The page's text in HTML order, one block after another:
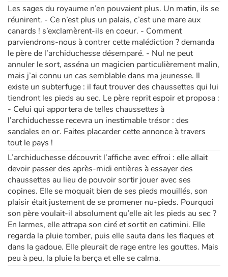
Les sages du royaume n’en pouvaient plus. Un matin, ils se
réunirent. - Ce n’est plus un palais, c’est une mare aux
canards ! s’exclamèrent-ils en coeur. - Comment
parviendrons-nous à contrer cette malédiction ? demanda
le père de l’archiduchesse désemparé. - Nul ne peut
annuler le sort, asséna un magicien particulièrement malin,
mais j’ai connu un cas semblable dans ma jeunesse. Il
existe un subterfuge : il faut trouver des chaussettes qui lui
tiendront les pieds au sec. Le père reprit espoir et proposa :
- Celui qui apportera de telles chaussettes à
l’archiduchesse recevra un inestimable trésor : des
sandales en or. Faites placarder cette annonce à travers
tout le pays !
L’archiduchesse découvrit l’affiche avec effroi : elle allait
devoir passer des après-midi entières à essayer des
chaussettes au lieu de pouvoir sortir jouer avec ses
copines. Elle se moquait bien de ses pieds mouillés, son
plaisir était justement de se promener nu-pieds. Pourquoi
son père voulait-il absolument qu’elle ait les pieds au sec ?
En larmes, elle attrapa son ciré et sortit en catimini. Elle
regarda la pluie tomber, puis elle sauta dans les flaques et
dans la gadoue. Elle pleurait de rage entre les gouttes. Mais
peu à peu, la pluie la berça et elle se calma.